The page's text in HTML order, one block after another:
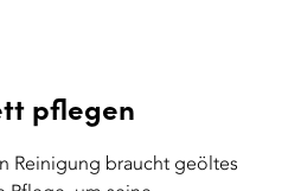
pflegen
Reinigung braucht geöltes